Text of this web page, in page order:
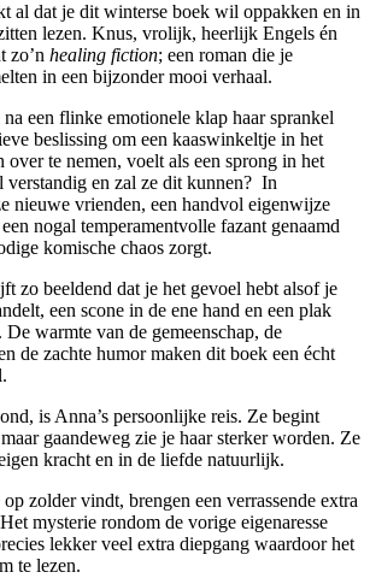
al dat je dit winterse boek wil oppakken en in
lezen. Knus, vrolijk, heerlijk Engels én
zo’n healing fiction; een roman die je
in een bijzonder mooi verhaal.
een flinke emotionele klap haar sprankel
beslissing om een kaaswinkeltje in het
over te nemen, voelt als een sprong in het
en zal ze dit kunnen? In
nieuwe vrienden, een handvol eigenwijze
nogal temperamentvolle fazant genaamd
komische chaos zorgt.
zo beeldend dat je het gevoel hebt alsof je
een scone in de ene hand en een plak
De warmte van de gemeenschap, de
de zachte humor maken dit boek een écht
is Anna’s persoonlijke reis. Ze begint
gaandeweg zie je haar sterker worden. Ze
kracht en in de liefde natuurlijk.
zolder vindt, brengen een verrassende extra
mysterie rondom de vorige eigenaresse
lekker veel extra diepgang waardoor het
te lezen.